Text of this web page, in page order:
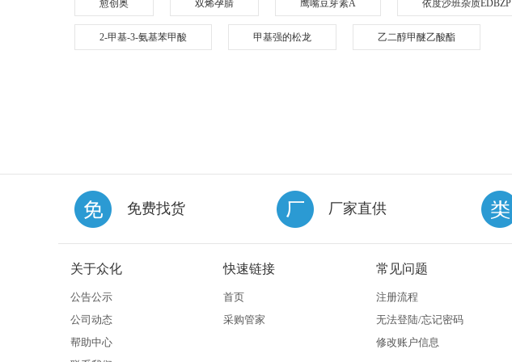
愈创奥 双烯孕腈 鹰嘴豆芽素A 依度沙班杂质EDBZP
2-甲基-3-氨基苯甲酸 甲基强的松龙 乙二醇甲醚乙酸酯
免费找货 厂家直供
关于众化
公告公示
公司动态
帮助中心
快速链接
首页
采购管家
常见问题
注册流程
无法登陆/忘记密码
修改账户信息